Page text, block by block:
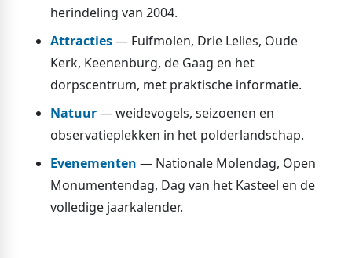
herindeling van 2004.
Attracties— Fuifmolen, Drie Lelies, Oude
Kerk, Keenenburg, de Gaag en het
dorpscentrum, met praktische informatie.
Natuur— weidevogels, seizoenen en
observatieplekken in het polderlandschap.
Evenementen — Nationale Molendag, Open
Monumentendag, Dag van het Kasteel en de
volledige jaarkalender.